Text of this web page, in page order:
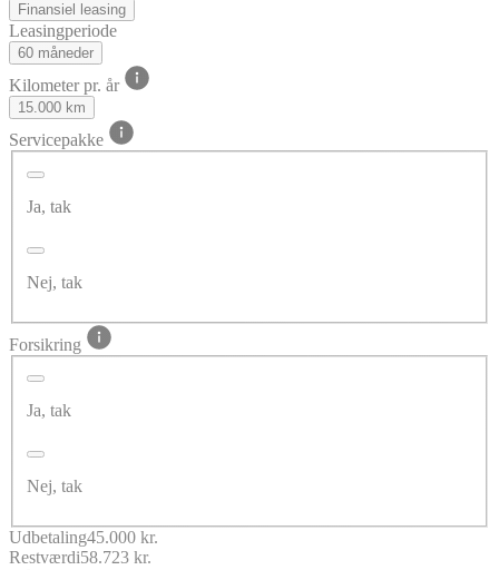
Finansiel leasing
Leasingperiode
60 måneder
Kilometer pr. år
15.000 km
Servicepakke
Ja, tak
Nej, tak
Forsikring
Ja, tak
Nej, tak
Udbetaling45.000 kr.
Restværdi58.723 kr.